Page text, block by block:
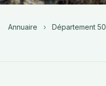
Annuaire › Département 50